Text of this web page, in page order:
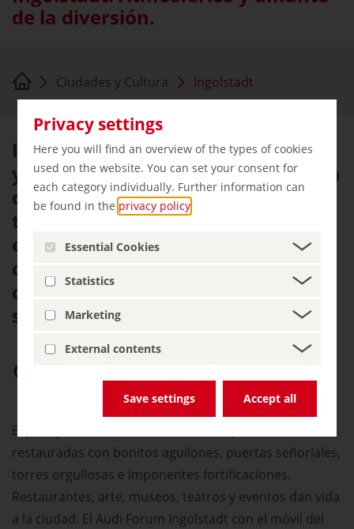
Privacy settings
Here you will find an overview of the types of cookies
used on the website. You can set your consent for
each category individually. Further information can
be found in the privacy policy
Essential Cookies
Statistics
Marketing
External contents
Save settings Accept all
de la diversión.
Ciudades y Cultura Ingolstadt
Ingolstadt, la ciudad universitaria
y comercial del Danubio, está llena
de tradición e historia. Al mismo
tiempo, es moderno, urbano, vivo
e inspirador gracias al Foro Audi,
que acerca el tema de los coches
de una forma emocionante, y no
sólo para los automovilistas.
El paisaje de la ciudad se caracteriza por sus casas
restauradas con bonitos aguilones, puertas señoriales,
torres orgullosas e imponentes fortificaciones.
Restaurantes, arte, museos, teatros y eventos dan vida
a la ciudad. El Audi Forum Ingolstadt con el móvil del